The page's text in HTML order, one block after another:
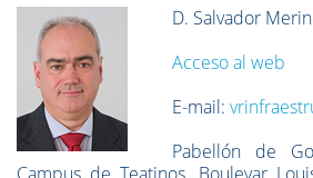
D. Salvador
Acceso al web
E-mail:
Pabellón de